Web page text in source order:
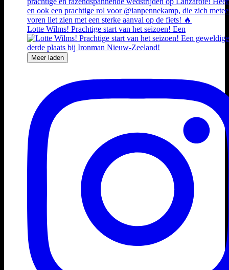
Lotte Wilms! Prachtige start van het seizoen! Een
Meer laden